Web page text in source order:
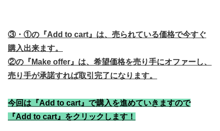
③・①の『Add to cart』は、売られている価格で今すぐ
購入出来ます。
②の『Make offer』は、希望価格を売り手にオファーし、
売り手が承諾すれば取引完了になります。
今回は『Add to cart』で購入を進めていきますので
『Add to cart』をクリックします！